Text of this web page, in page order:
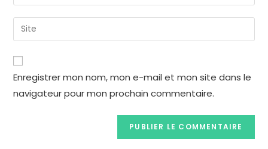
Enregistrer mon nom, mon e-mail et mon site dans le
navigateur pour mon prochain commentaire.